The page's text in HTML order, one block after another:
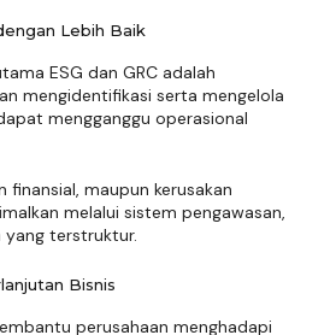
Lebih Baik
ESG dan GRC adalah
mengidentifikasi serta mengelola
mengganggu operasional
finansial, maupun kerusakan
melalui sistem pengawasan,
yang terstruktur.
Bisnis
perusahaan menghadapi